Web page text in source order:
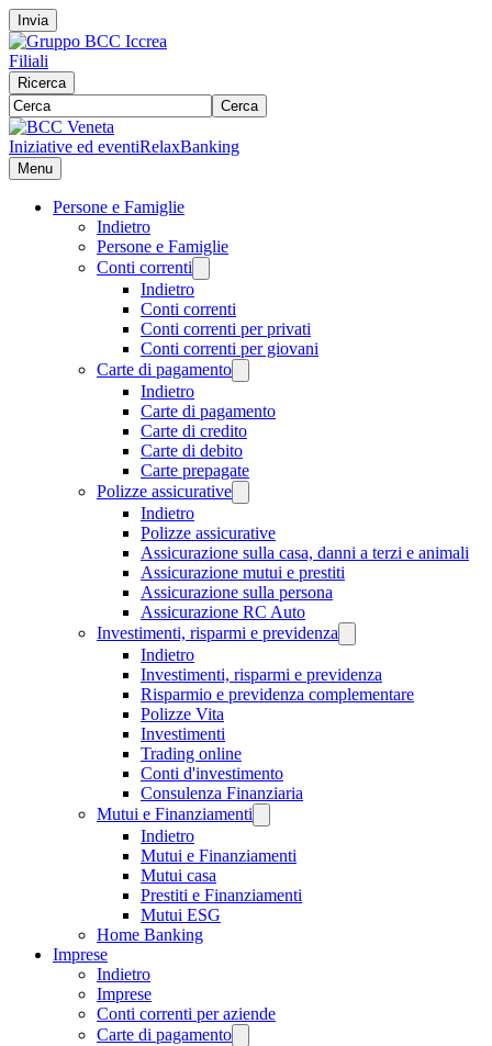
Invia
Filiali
Ricerca
Cerca
Iniziative ed eventiRelaxBanking
Menu
Persone e Famiglie
Indietro
Persone e Famiglie
Conti correnti
Indietro
Conti correnti
Conti correnti per privati
Conti correnti per giovani
Carte di pagamento
Indietro
Carte di pagamento
Carte di credito
Carte di debito
Carte prepagate
Polizze assicurative
Indietro
Polizze assicurative
Assicurazione sulla casa, danni a terzi e animali
Assicurazione mutui e prestiti
Assicurazione sulla persona
Assicurazione RC Auto
Investimenti, risparmi e previdenza
Indietro
Investimenti, risparmi e previdenza
Risparmio e previdenza complementare
Polizze Vita
Investimenti
Trading online
Conti d'investimento
Consulenza Finanziaria
Mutui e Finanziamenti
Indietro
Mutui e Finanziamenti
Mutui casa
Prestiti e Finanziamenti
Mutui ESG
Home Banking
Imprese
Indietro
Imprese
Conti correnti per aziende
Carte di pagamento